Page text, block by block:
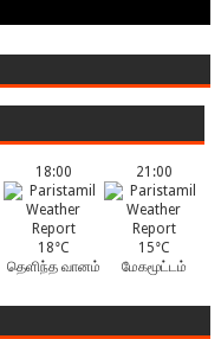
18:00
18°C
தெளிந்த வானம்
21:00
15°C
மேகமூட்டம்